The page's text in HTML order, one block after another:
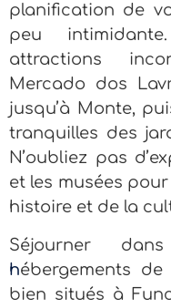
planification de
peu
attractions
Mercado dos
jusqu’à Monte,
tranquilles des
N’oubliez pas
et les musées
histoire et de la
Séjourner
hébergements
bien situés à